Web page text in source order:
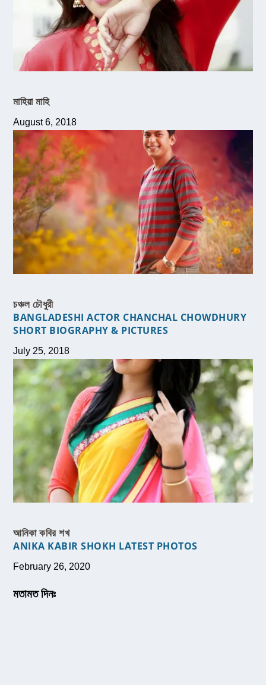
মাহিয়া মাহি
August 6, 2018
চঞ্চল চৌধুরী
BANGLADESHI ACTOR CHANCHAL CHOWDHURY
SHORT BIOGRAPHY & PICTURES
July 25, 2018
আনিকা কবির শখ
ANIKA KABIR SHOKH LATEST PHOTOS
February 26, 2020
মতামত দিনঃ